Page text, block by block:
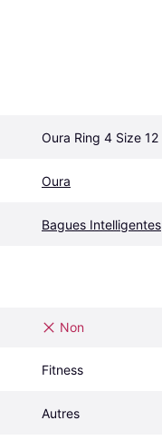
Oura Ring 4 Size 12
Oura
Bagues Intelligentes
Non
Fitness
Autres